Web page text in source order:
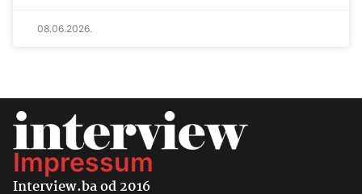
08.06.2026.
Impressum
Interview.ba od 2016